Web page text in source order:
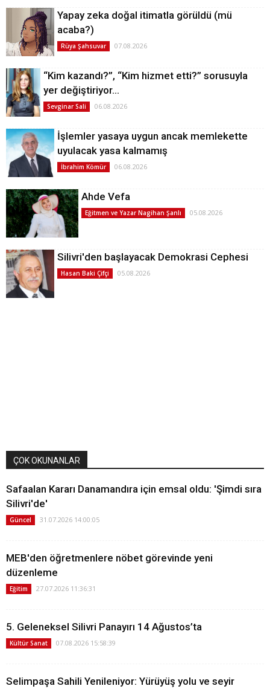
Yapay zeka doğal itimatla görüldü (mü
acaba?)
Rüya Şahsuvar 07.08.2026
“Kim kazandı?”, “Kim hizmet etti?” sorusuyla
yer değiştiriyor…
Sevginar Sali 06.08.2026
İşlemler yasaya uygun ancak memlekette
uyulacak yasa kalmamış
İbrahim Kömür 06.08.2026
Ahde Vefa
Eğitmen ve Yazar Nagihan Şanlı 05.08.2026
Silivri'den başlayacak Demokrasi Cephesi
Hasan Baki Çifçi 05.08.2026
ÇOK OKUNANLAR
Safaalan Kararı Danamandıra için emsal oldu: 'Şimdi sıra
Silivri'de'
Güncel 31.07.2026 14:00:05
MEB'den öğretmenlere nöbet görevinde yeni
düzenleme
Eğitim 27.07.2026 11:36:31
5. Geleneksel Silivri Panayırı 14 Ağustos’ta
Kültür Sanat 07.08.2026 15:58:39
Selimpaşa Sahili Yenileniyor: Yürüyüş yolu ve seyir